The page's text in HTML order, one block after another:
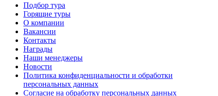
Подбор тура
Горящие туры
О компании
Вакансии
Контакты
Награды
Наши менеджеры
Новости
Политика конфиденциальности и обработки
персональных данных
Согласие на обработку персональных данных